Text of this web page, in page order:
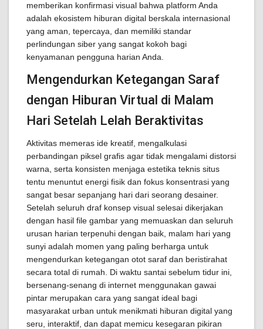
memberikan konfirmasi visual bahwa platform Anda
adalah ekosistem hiburan digital berskala internasional
yang aman, tepercaya, dan memiliki standar
perlindungan siber yang sangat kokoh bagi
kenyamanan pengguna harian Anda.
Mengendurkan Ketegangan Saraf
dengan Hiburan Virtual di Malam
Hari Setelah Lelah Beraktivitas
Aktivitas memeras ide kreatif, mengalkulasi
perbandingan piksel grafis agar tidak mengalami distorsi
warna, serta konsisten menjaga estetika teknis situs
tentu menuntut energi fisik dan fokus konsentrasi yang
sangat besar sepanjang hari dari seorang desainer.
Setelah seluruh draf konsep visual selesai dikerjakan
dengan hasil file gambar yang memuaskan dan seluruh
urusan harian terpenuhi dengan baik, malam hari yang
sunyi adalah momen yang paling berharga untuk
mengendurkan ketegangan otot saraf dan beristirahat
secara total di rumah. Di waktu santai sebelum tidur ini,
bersenang-senang di internet menggunakan gawai
pintar merupakan cara yang sangat ideal bagi
masyarakat urban untuk menikmati hiburan digital yang
seru, interaktif, dan dapat memicu kesegaran pikiran